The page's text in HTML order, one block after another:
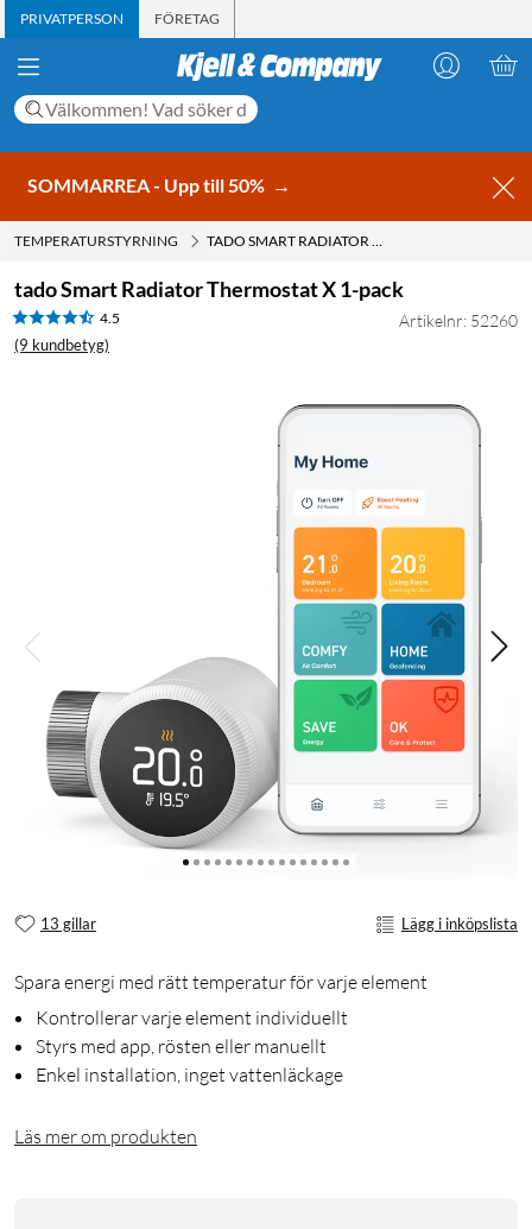
PRIVATPERSON FÖRETAG
SOMMARREA - Upp till 50% →
TEMPERATURSTYRNING TADO SMART RADIATOR THERMOSTAT X 1-PACK
tado Smart Radiator Thermostat X 1-pack
4.5
(9 kundbetyg)
Artikelnr: 52260
13 gillar Lägg i inköpslista
Spara energi med rätt temperatur för varje element
Kontrollerar varje element individuellt
Styrs med app, rösten eller manuellt
Enkel installation, inget vattenläckage
Läs mer om produkten